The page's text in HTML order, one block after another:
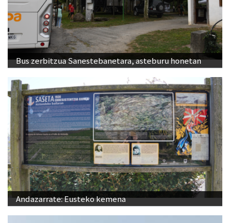
Bus zerbitzua Sanestebanetara, asteburu honetan
Andazarrate: Eusteko kemena